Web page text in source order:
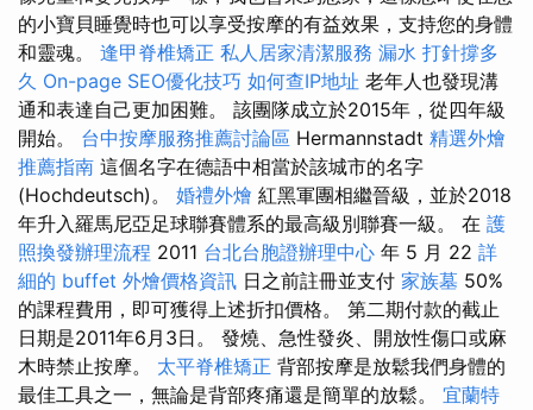
的小寶貝睡覺時也可以享受按摩的有益效果，支持您的身體
和靈魂。 逢甲脊椎矯正 私人居家清潔服務 漏水 打針撐多
久 On-page SEO優化技巧 如何查IP地址 老年人也發現溝
通和表達自己更加困難。 該團隊成立於2015年，從四年級
開始。 台中按摩服務推薦討論區 Hermannstadt 精選外燴
推薦指南 這個名字在德語中相當於該城市的名字
(Hochdeutsch)。 婚禮外燴 紅黑軍團相繼晉級，並於2018
年升入羅馬尼亞足球聯賽體系的最高級別聯賽一級。 在 護
照換發辦理流程 2011 台北台胞證辦理中心 年 5 月 22 詳
細的 buffet 外燴價格資訊 日之前註冊並支付 家族墓 50%
的課程費用，即可獲得上述折扣價格。 第二期付款的截止
日期是2011年6月3日。 發燒、急性發炎、開放性傷口或麻
木時禁止按摩。 太平脊椎矯正 背部按摩是放鬆我們身體的
最佳工具之一，無論是背部疼痛還是簡單的放鬆。 宜蘭特